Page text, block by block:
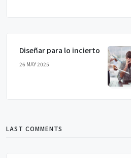
Diseñar para lo incierto
26 MAY 2025
LAST COMMENTS